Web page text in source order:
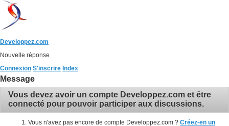
Developpez.com
Nouvelle réponse
Connexion S'inscrire Index
Message
Vous devez avoir un compte Developpez.com et être
connecté pour pouvoir participer aux discussions.
Vous n'avez pas encore de compte Developpez.com ? Créez-en un